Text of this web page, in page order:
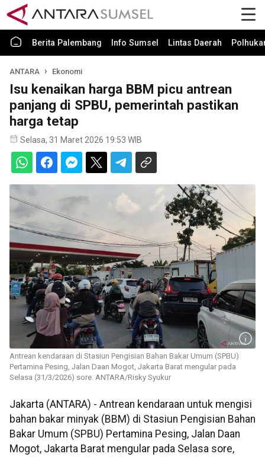
Berita Palembang Info Sumsel Lintas Daerah
ANTARA Ekonomi
Isu kenaikan harga BBM picu antrean
panjang di SPBU, pemerintah pastikan
harga tetap
Selasa, 31 Maret 2026 19:53 WIB
Antrean kendaraan di Stasiun Pengisian Bahan Bakar Umum (SPBU)
Pertamina Pesing, Jalan Daan Mogot, Jakarta Barat mengular pada
Selasa (31/3/2026) sore. ANTARA/Risky Syukur
Jakarta (ANTARA) - Antrean kendaraan untuk mengisi
bahan bakar minyak (BBM) di Stasiun Pengisian Bahan
Bakar Umum (SPBU) Pertamina Pesing, Jalan Daan
Mogot, Jakarta Barat mengular pada Selasa sore,